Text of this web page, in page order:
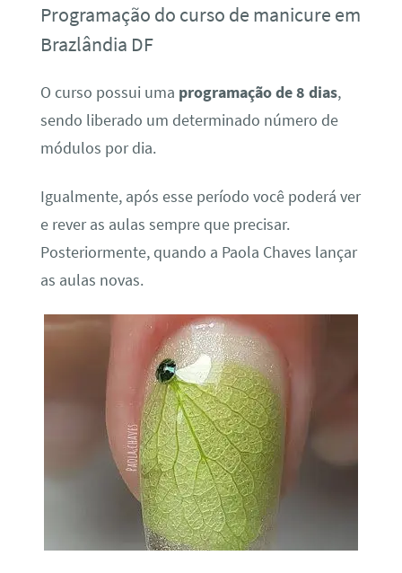
Programação do curso de manicure em
Brazlândia DF
O curso possui uma programação de 8 dias,
sendo liberado um determinado número de
módulos por dia.
Igualmente, após esse período você poderá ver
e rever as aulas sempre que precisar.
Posteriormente, quando a Paola Chaves lançar
as aulas novas.